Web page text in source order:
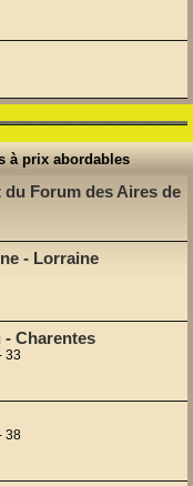
à prix abordables
Forum des Aires de
- Lorraine
Charentes
33
38